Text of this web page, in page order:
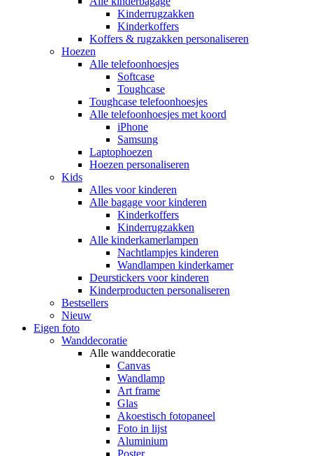
Kinderrugzakken
Kinderkoffers
Koffers & rugzakken personaliseren
Hoezen
Alle telefoonhoesjes
Softcase
Toughcase
Toughcase telefoonhoesjes
Alle telefoonhoesjes met koord
iPhone
Samsung
Laptophoezen
Hoezen personaliseren
Kids
Alles voor kinderen
Alle bagage voor kinderen
Kinderkoffers
Kinderrugzakken
Alle kinderkamerlampen
Nachtlampjes kinderen
Wandlampen kinderkamer
Deurstickers voor kinderen
Kinderproducten personaliseren
Bestsellers
Nieuw
Eigen foto
Wanddecoratie
Alle wanddecoratie
Canvas
Wandlamp
Art frame
Glas
Akoestisch fotopaneel
Foto in lijst
Aluminium
Poster